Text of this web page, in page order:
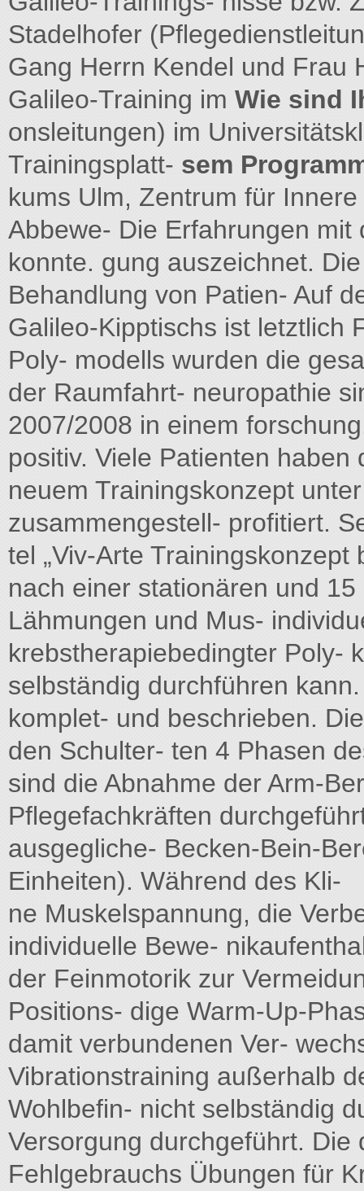
Stadelhofer
Gang Herrn Kendel und Frau
Galileo-Training im Wie sind
onsleitungen) im
Trainingsplatt- sem
kums Ulm, Zentrum für
Abbewe- Die Erfahrungen
konnte. gung auszeichnet.
Behandlung von Patien- Auf
Galileo-Kipptischs ist letztlich
Poly- modells wurden die
der Raumfahrt- neuropathie
2007/2008 in einem
positiv. Viele Patienten haben
neuem Trainingskonzept
zusammengestell- profitiert.
tel „Viv-Arte
nach einer stationären und
Lähmungen und Mus-
krebstherapiebedingter Poly-
selbständig durchführen
komplet- und beschrieben.
den Schulter- ten 4 Phasen
sind die Abnahme der Arm-
Pflegefachkräften
ausgegliche- Becken-Bein-
Einheiten). Während des Kli-
ne Muskelspannung, die
individuelle Bewe-
der Feinmotorik zur
Positions- dige Warm-Up-
damit verbundenen Ver-
Vibrationstraining außerhalb
Wohlbefin- nicht selbständig
Versorgung durchgeführt. Die
Fehlgebrauchs Übungen für